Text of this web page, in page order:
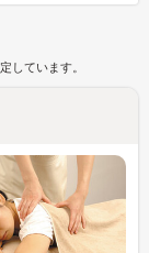
しています。